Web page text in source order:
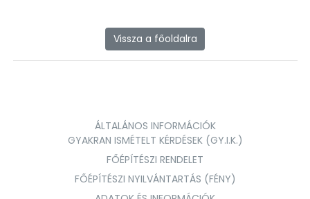
Vissza a főoldalra
ÁLTALÁNOS INFORMÁCIÓK
GYAKRAN ISMÉTELT KÉRDÉSEK (GY.I.K.)
FŐÉPÍTÉSZI RENDELET
FŐÉPÍTÉSZI NYILVÁNTARTÁS (FÉNY)